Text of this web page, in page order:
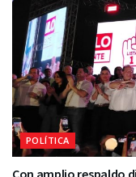
POLÍTICA
Con amplio respaldo